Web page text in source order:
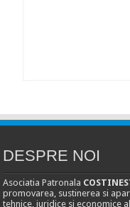
DESPRE NOI
Asociatia Patronala
promovarea, sustinerea si
tehnice, juridice si economice